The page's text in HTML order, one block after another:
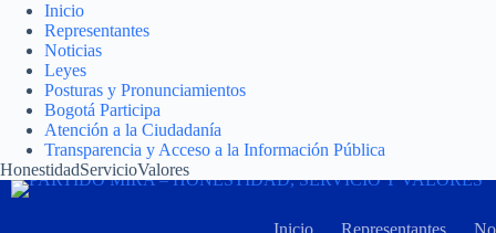
Inicio
Representantes
Noticias
Leyes
Posturas y Pronunciamientos
Bogotá Participa
Atención a la Ciudadanía
Transparencia y Acceso a la Información Pública
HonestidadServicioValores